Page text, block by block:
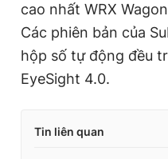
cao nhất WRX
Các phiên bản của
hộp số tự động đều
EyeSight 4.0.
Tin liên quan